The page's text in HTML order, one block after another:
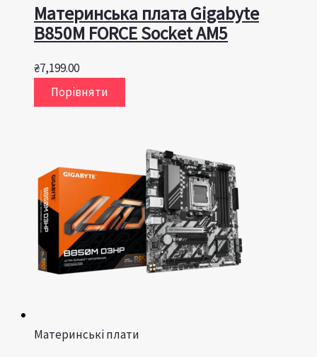
Материнська плата Gigabyte
B850M FORCE Socket AM5
₴7,199.00
Порівняти
Материнські плати